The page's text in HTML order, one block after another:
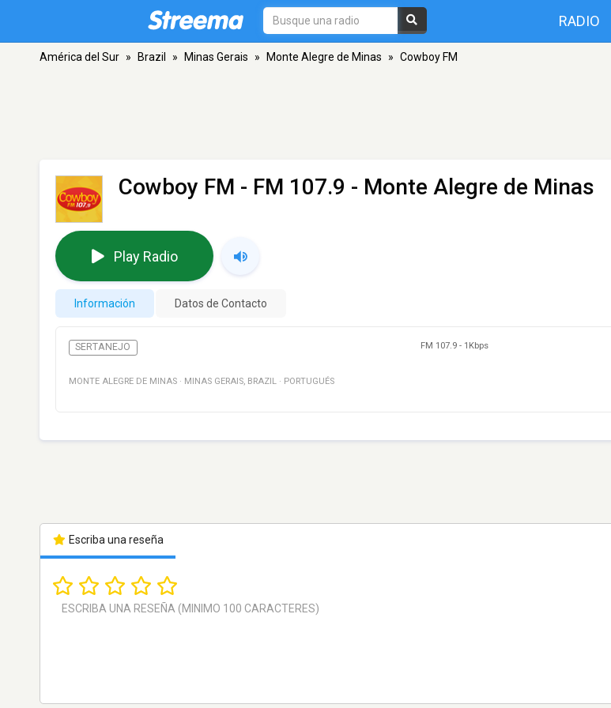
RADIO
América del Sur » Brazil » Minas Gerais » Monte Alegre de Minas » Cowboy FM
Cowboy FM - FM 107.9 - Monte Alegre de Minas
Play Radio
Información Datos de Contacto
SERTANEJO FM 107.9 - 1Kbps
MONTE ALEGRE DE MINAS · MINAS GERAIS, BRAZIL · PORTUGUÉS
Escriba una reseña